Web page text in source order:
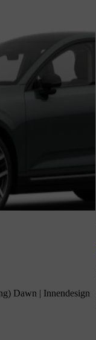
Dawn | Innendesign